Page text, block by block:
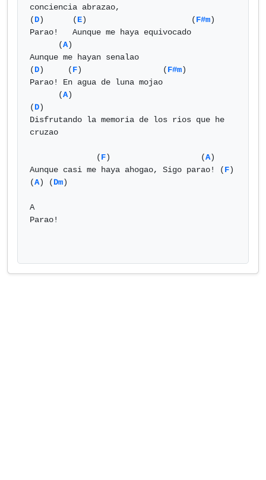
conciencia abrazao,
(D)      (E)                      (F#m)
Parao!   Aunque me haya equivocado
      (
A)
Aunque me hayan senalao
(D)     (F)                 (F#m)
Parao! En agua de luna mojao
      (
A)
(D)
Disfrutando la memoria de los rios que he
cruzao
              (
F)                   (A)
Aunque casi me haya ahogao, Sigo parao! (F)
(A) (Dm)
A
Parao!